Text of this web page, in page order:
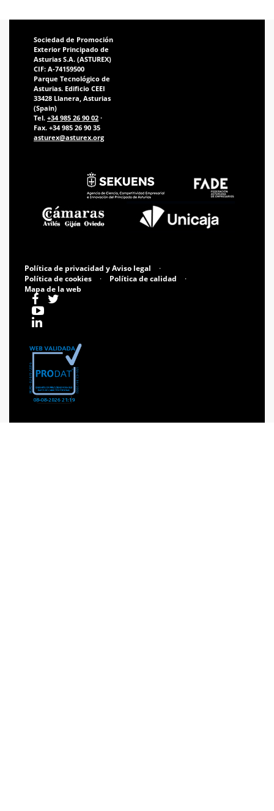
Sociedad de Promoción
Exterior Principado de
Asturias S.A. (ASTUREX)
CIF: A-74159500
Parque Tecnológico de
Asturias. Edificio CEEI
33428 Llanera, Asturias
(Spain)
Tel. +34 985 26 90 02 ·
Fax. +34 985 26 90 35
asturex@asturex.org
Política de privacidad y Aviso legal
·
Política de cookies
· Política de calidad
·
Mapa de la web